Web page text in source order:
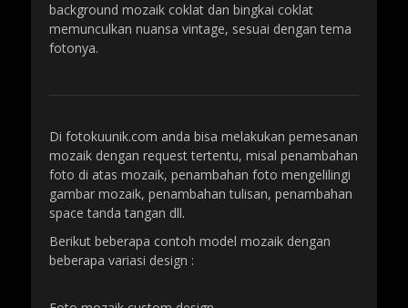
background mozaik coklat dan bingkai coklat
memunculkan nuansa vintage, sesuai dengan tema
fotonya.
Di fotokuunik.com anda bisa melakukan pemesanan
mozaik dengan request tertentu, misal penambahan
foto di atas mozaik, penambahan foto mengelilingi
gambar mozaik, penambahan tulisan, penambahan
space tanda tangan dll.
Berikut beberapa contoh model mozaik dengan
beberapa variasi design :